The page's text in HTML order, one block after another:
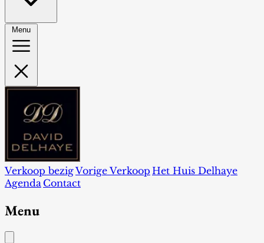
Menu
Verkoop bezigVorige Verkoop Het Huis Delhaye
Agenda Contact
Menu